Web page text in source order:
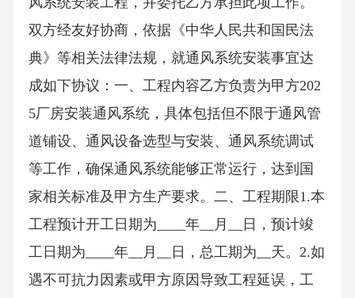
双方经友好协商，依据《中华人民共和国民法
典》等相关法律法规，就通风系统安装事宜达
成如下协议：一、工程内容乙方负责为甲方202
5厂房安装通风系统，具体包括但不限于通风管
道铺设、通风设备选型与安装、通风系统调试
等工作，确保通风系统能够正常运行，达到国
家相关标准及甲方生产要求。二、工程期限1.本
工程预计开工日期为____年__月__日，预计竣
工日期为____年__月__日，总工期为__天。2.如
遇不可抗力因素或甲方原因导致工程延误，工